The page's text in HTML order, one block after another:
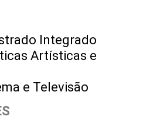
Integrado
Artísticas e
e Televisão